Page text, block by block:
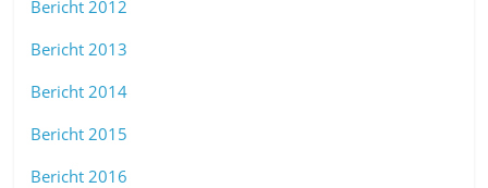
Bericht 2012
Bericht 2013
Bericht 2014
Bericht 2015
Bericht 2016